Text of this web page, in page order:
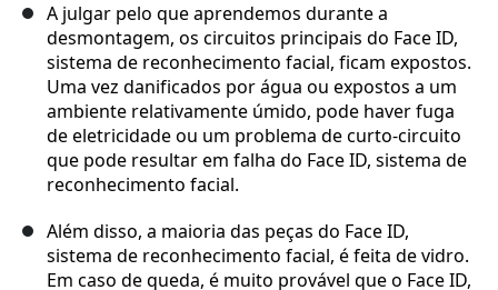
A julgar pelo que aprendemos durante a
desmontagem, os circuitos principais do Face ID,
sistema de reconhecimento facial, ficam expostos.
Uma vez danificados por água ou expostos a um
ambiente relativamente úmido, pode haver fuga
de eletricidade ou um problema de curto-circuito
que pode resultar em falha do Face ID, sistema de
reconhecimento facial.
Além disso, a maioria das peças do Face ID,
sistema de reconhecimento facial, é feita de vidro.
Em caso de queda, é muito provável que o Face ID,